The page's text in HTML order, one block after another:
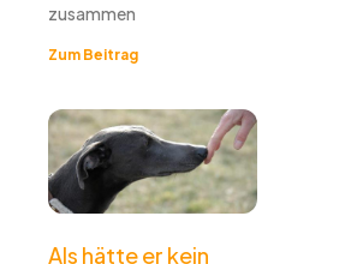
zusammen
Zum Beitrag
Als hätte er kein